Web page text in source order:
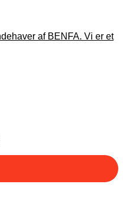
af BENFA. Vi er et